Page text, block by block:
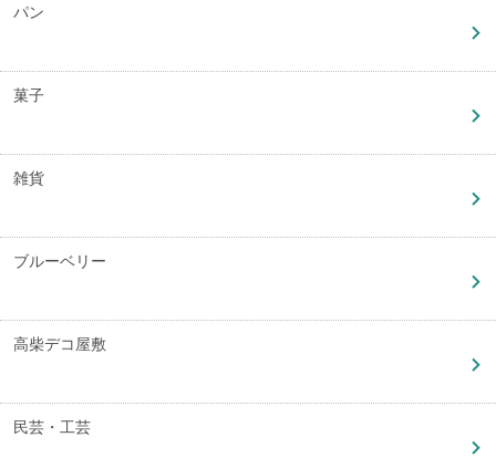
パン
菓子
雑貨
ブルーベリー
高柴デコ屋敷
民芸・工芸